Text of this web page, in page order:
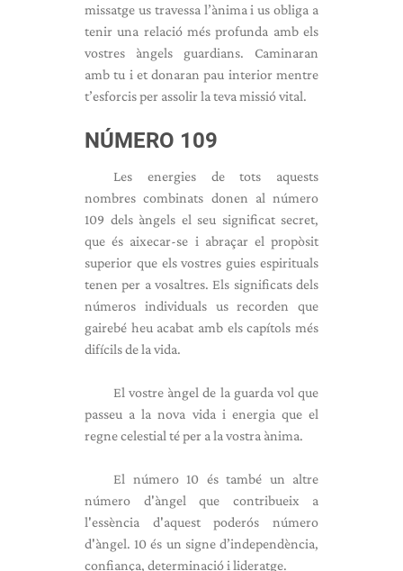
missatge us travessa l’ànima i us obliga a
tenir una relació més profunda amb els
vostres àngels guardians. Caminaran
amb tu i et donaran pau interior mentre
t’esforcis per assolir la teva missió vital.
NÚMERO 109
Les energies de tots aquests
nombres combinats donen al número
109 dels àngels el seu significat secret,
que és aixecar-se i abraçar el propòsit
superior que els vostres guies espirituals
tenen per a vosaltres. Els significats dels
números individuals us recorden que
gairebé heu acabat amb els capítols més
difícils de la vida.
El vostre àngel de la guarda vol que
passeu a la nova vida i energia que el
regne celestial té per a la vostra ànima.
El número 10 és també un altre
número d'àngel que contribueix a
l'essència d'aquest poderós número
d'àngel. 10 és un signe d’independència,
confiança, determinació i lideratge.